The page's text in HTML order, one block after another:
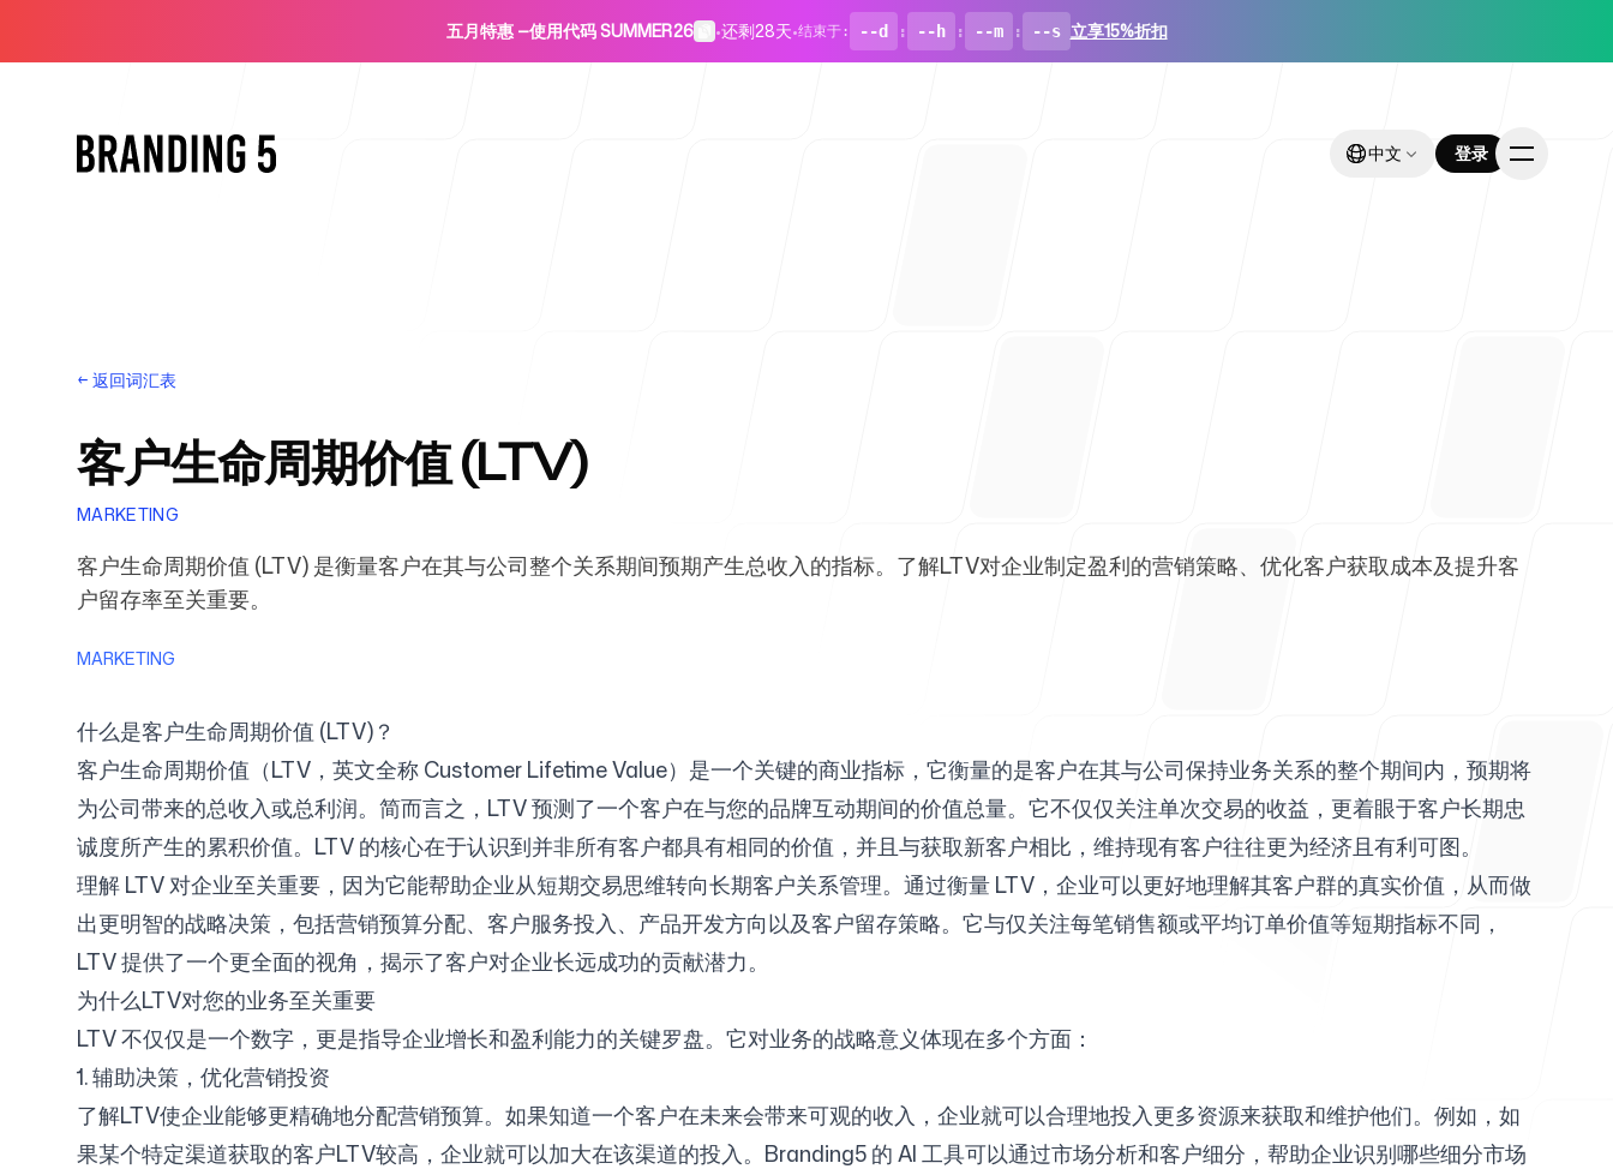
五月特惠—使用代码 SUMMER26 •还剩28天•结束于: --d : --h : --m : --s 立享15%折扣
中文 登录
中文 登录
面向代理机构
定价
免费工具 常见问题
联系我们
登录 注册 关注我们
← 返回词汇表
客户生命周期价值 (LTV)
MARKETING
客户生命周期价值 (LTV) 是衡量客户在其与公司整个关系期间预期产生总收入的指标。了解LTV对企业制定盈利的营销策略、优化客户获取成本及提升客
户留存率至关重要。
MARKETING
什么是客户生命周期价值 (LTV)？
客户生命周期价值（LTV，英文全称 Customer Lifetime Value）是一个关键的商业指标，它衡量的是客户在其与公司保持业务关系的整个期间内，预期将
为公司带来的总收入或总利润。简而言之，LTV 预测了一个客户在与您的品牌互动期间的价值总量。它不仅仅关注单次交易的收益，更着眼于客户长期忠
诚度所产生的累积价值。LTV 的核心在于认识到并非所有客户都具有相同的价值，并且与获取新客户相比，维持现有客户往往更为经济且有利可图。
理解 LTV 对企业至关重要，因为它能帮助企业从短期交易思维转向长期客户关系管理。通过衡量 LTV，企业可以更好地理解其客户群的真实价值，从而做
出更明智的战略决策，包括营销预算分配、客户服务投入、产品开发方向以及客户留存策略。它与仅关注每笔销售额或平均订单价值等短期指标不同，
LTV 提供了一个更全面的视角，揭示了客户对企业长远成功的贡献潜力。
为什么LTV对您的业务至关重要
LTV 不仅仅是一个数字，更是指导企业增长和盈利能力的关键罗盘。它对业务的战略意义体现在多个方面：
1. 辅助决策，优化营销投资
了解LTV使企业能够更精确地分配营销预算。如果知道一个客户在未来会带来可观的收入，企业就可以合理地投入更多资源来获取和维护他们。例如，如
果某个特定渠道获取的客户LTV较高，企业就可以加大在该渠道的投入。Branding5 的 AI 工具可以通过市场分析和客户细分，帮助企业识别哪些细分市场